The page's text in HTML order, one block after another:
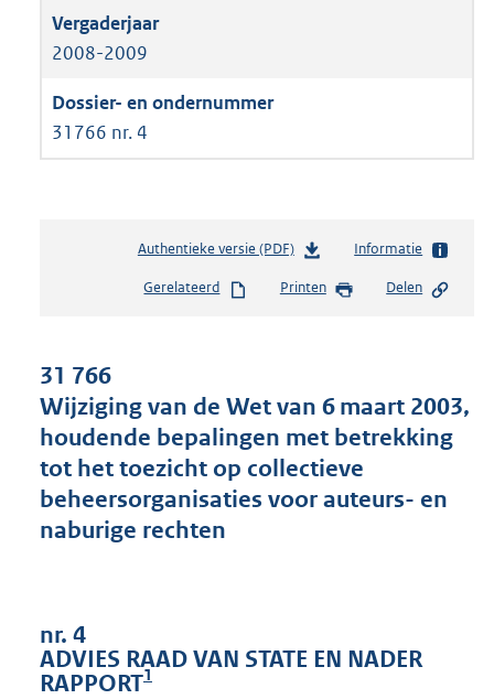
2008-2009
31766 nr. 4
Authentieke versie (PDF)b
s
s
g
o
o
K
Informatie
Gerelateerd Printen Delen
31 766
Wijziging van de Wet van 6 maart 2003,
houdende bepalingen met betrekking
tot het toezicht op collectieve
beheersorganisaties voor auteurs- en
naburige rechten
nr. 4
ADVIES RAAD VAN STATE EN NADER
RAPPORT1